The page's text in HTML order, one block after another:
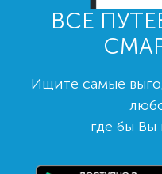
ВСЕ
Ищите самые
где бы Вы